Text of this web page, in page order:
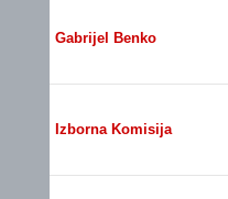
Gabrijel Benko
Izborna Komisija